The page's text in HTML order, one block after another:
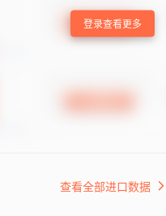
登录查看更多
查看全部进口数据